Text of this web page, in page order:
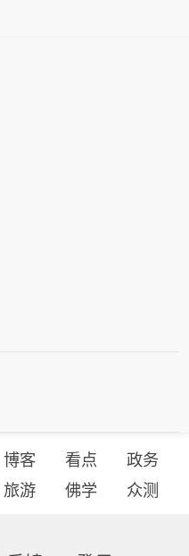
博客 看点
政务
旅游 佛学 众测